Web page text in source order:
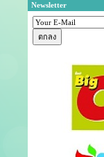
Newsletter